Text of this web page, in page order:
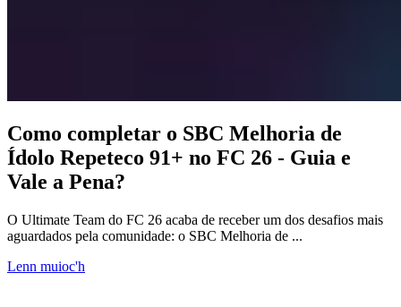
Como completar o SBC Melhoria de
Ídolo Repeteco 91+ no FC 26 - Guia e
Vale a Pena?
O Ultimate Team do FC 26 acaba de receber um dos desafios mais
aguardados pela comunidade: o SBC Melhoria de ...
Lenn muioc'h